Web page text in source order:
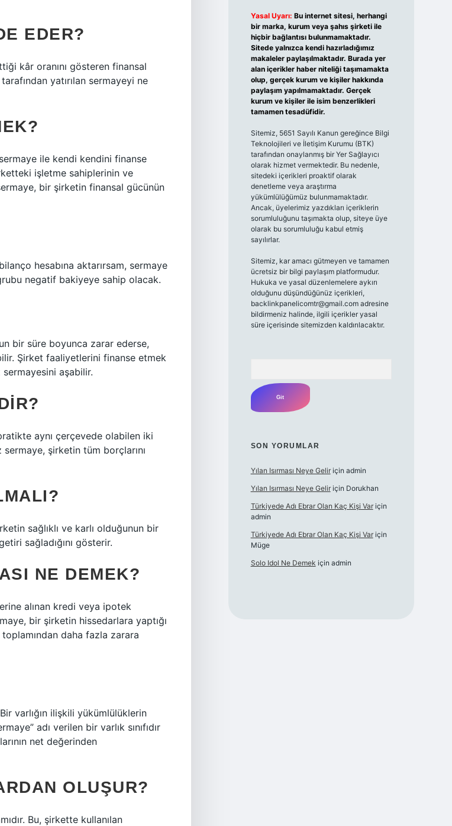
EDER?
kâr oranını gösteren finansal
yatırılan sermayeyi ne
ile kendi kendini finanse
işletme sahiplerinin ve
bir şirketin finansal gücünün
hesabına aktarırsam, sermaye
negatif bakiyeye sahip olacak.
bir süre boyunca zarar ederse,
Şirket faaliyetlerini finanse etmek
sermayesini aşabilir.
aynı çerçevede olabilen iki
şirketin tüm borçlarını
sağlıklı ve karlı olduğunun bir
sağladığını gösterir.
NE DEMEK?
alınan kredi veya ipotek
bir şirketin hissedarlara yaptığı
daha fazla zarara
varlığın ilişkili yükümlülüklerin
adı verilen bir varlık sınıfıdır
net değerinden
OLUŞUR?
Bu, şirkette kullanılan
Yasal Uyarı: Bu internet sitesi, herhangi
bir marka, kurum veya şahıs şirketi ile
hiçbir bağlantısı bulunmamaktadır.
Sitede yalnızca kendi hazırladığımız
makaleler paylaşılmaktadır. Burada yer
alan içerikler haber niteliği taşımamakta
olup, gerçek kurum ve kişiler hakkında
paylaşım yapılmamaktadır. Gerçek
kurum ve kişiler ile isim benzerlikleri
tamamen tesadüfidir.
Sitemiz, 5651 Sayılı Kanun gereğince Bilgi
Teknolojileri ve İletişim Kurumu (BTK)
tarafından onaylanmış bir Yer Sağlayıcı
olarak hizmet vermektedir. Bu nedenle,
sitedeki içerikleri proaktif olarak
denetleme veya araştırma
yükümlülüğümüz bulunmamaktadır.
Ancak, üyelerimiz yazdıkları içeriklerin
sorumluluğunu taşımakta olup, siteye üye
olarak bu sorumluluğu kabul etmiş
sayılırlar.
Sitemiz, kar amacı gütmeyen ve tamamen
ücretsiz bir bilgi paylaşım platformudur.
Hukuka ve yasal düzenlemelere aykırı
olduğunu düşündüğünüz içerikleri,
backlinkpanelicomtr@gmail.comadresine
bildirmeniz halinde, ilgili içerikler yasal
süre içerisinde sitemizden kaldırılacaktır.
SON YORUMLAR
Yılan Isırması Neye Geliriçin admin
Yılan Isırması Neye Geliriçin Dorukhan
Türkiyede Adı Ebrar Olan Kaç Kişi Variçin
admin
Türkiyede Adı Ebrar Olan Kaç Kişi Variçin
Müge
Solo Idol Ne Demek için admin